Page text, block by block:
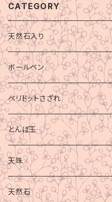
CATEGORY
天然石入り
ボールペン
ペリドットさざれ
とんぼ玉
天珠
天然石